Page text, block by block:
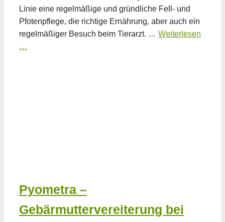
Linie eine regelmäßige und gründliche Fell- und
Pfotenpflege, die richtige Ernährung, aber auch ein
regelmäßiger Besuch beim Tierarzt. … Weiterlesen
…
Pyometra –
Gebärmuttervereiterung bei